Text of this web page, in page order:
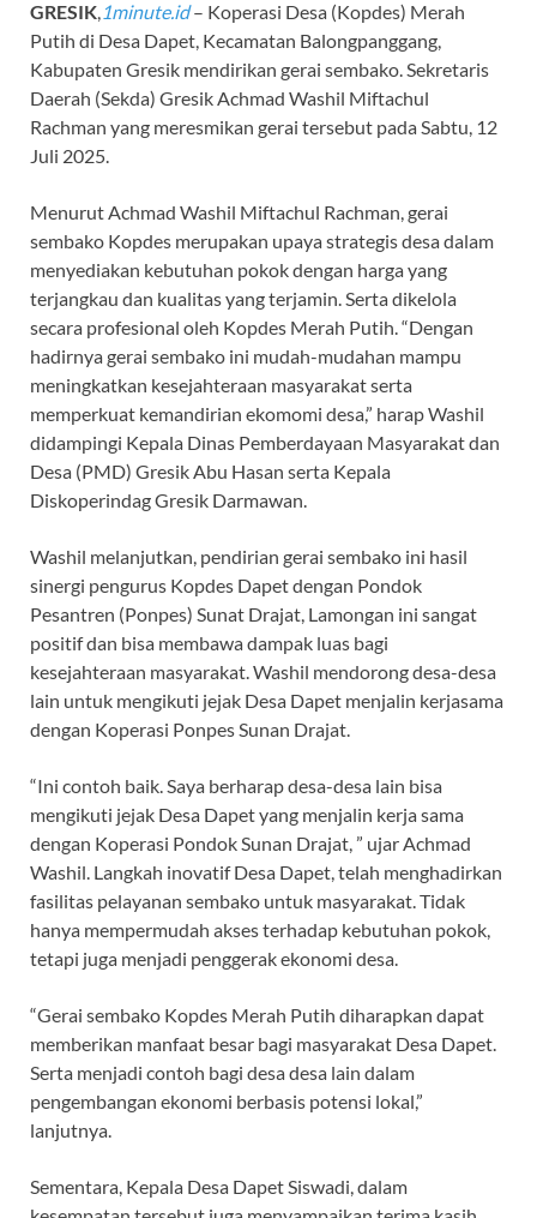
GRESIK 1minute.id– Koperasi Desa (Kopdes) Merah
Putih di Desa Dapet, Kecamatan Balongpanggang,
Kabupaten Gresik mendirikan gerai sembako. Sekretaris
Daerah (Sekda) Gresik Achmad Washil Miftachul
Rachman yang meresmikan gerai tersebut pada Sabtu, 12
Juli 2025.
Menurut Achmad Washil Miftachul Rachman, gerai
sembako Kopdes merupakan upaya strategis desa dalam
menyediakan kebutuhan pokok dengan harga yang
terjangkau dan kualitas yang terjamin. Serta dikelola
secara profesional oleh Kopdes Merah Putih. “Dengan
hadirnya gerai sembako ini mudah-mudahan mampu
meningkatkan kesejahteraan masyarakat serta
memperkuat kemandirian ekomomi desa,” harap Washil
didampingi Kepala Dinas Pemberdayaan Masyarakat dan
Desa (PMD) Gresik Abu Hasan serta Kepala
Diskoperindag Gresik Darmawan.
Washil melanjutkan, pendirian gerai sembako ini hasil
sinergi pengurus Kopdes Dapet dengan Pondok
Pesantren (Ponpes) Sunat Drajat, Lamongan ini sangat
positif dan bisa membawa dampak luas bagi
kesejahteraan masyarakat. Washil mendorong desa-desa
lain untuk mengikuti jejak Desa Dapet menjalin kerjasama
dengan Koperasi Ponpes Sunan Drajat.
“Ini contoh baik. Saya berharap desa-desa lain bisa
mengikuti jejak Desa Dapet yang menjalin kerja sama
dengan Koperasi Pondok Sunan Drajat, ” ujar Achmad
Washil. Langkah inovatif Desa Dapet, telah menghadirkan
fasilitas pelayanan sembako untuk masyarakat. Tidak
hanya mempermudah akses terhadap kebutuhan pokok,
tetapi juga menjadi penggerak ekonomi desa.
“Gerai sembako Kopdes Merah Putih diharapkan dapat
memberikan manfaat besar bagi masyarakat Desa Dapet.
Serta menjadi contoh bagi desa desa lain dalam
pengembangan ekonomi berbasis potensi lokal,”
lanjutnya.
Sementara, Kepala Desa Dapet Siswadi, dalam